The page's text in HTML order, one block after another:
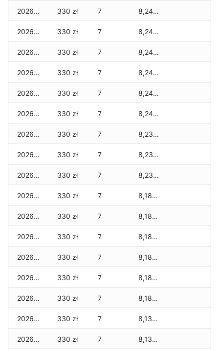
2026-03-21 330 zł 7 8,240 zł
2026-03-20 330 zł 7 8,240 zł
2026-03-19 330 zł 7 8,240 zł
2026-03-18 330 zł 7 8,240 zł
2026-03-17 330 zł 7 8,240 zł
2026-03-16 330 zł 7 8,240 zł
2026-03-15 330 zł 7 8,230 zł
2026-03-14 330 zł 7 8,230 zł
2026-03-13 330 zł 7 8,230 zł
2026-03-12 330 zł 7 8,180 zł
2026-03-11 330 zł 7 8,180 zł
2026-03-10 330 zł 7 8,180 zł
2026-03-09 330 zł 7 8,180 zł
2026-03-08 330 zł 7 8,180 zł
2026-03-07 330 zł 7 8,180 zł
2026-03-06 330 zł 7 8,130 zł
2026-03-05 330 zł 7 8,130 zł